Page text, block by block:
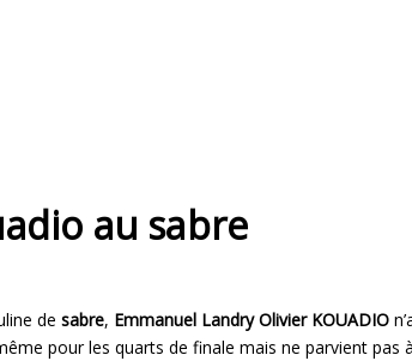
au sabre
de sabre, Emmanuel Landry Olivier KOUADIO
pour les quarts de finale mais ne parvient pas